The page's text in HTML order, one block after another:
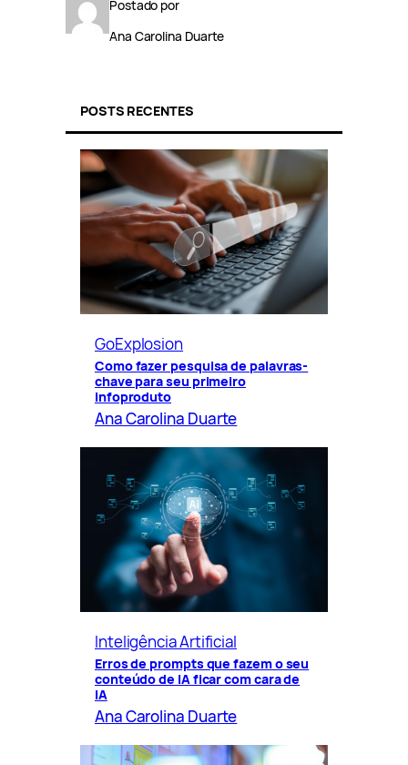
Postado por
Ana Carolina Duarte
POSTS RECENTES
GoExplosion
Como fazer pesquisa de palavras-
chave para seu primeiro
infoproduto
Ana Carolina Duarte
Inteligência Artificial
Erros de prompts que fazem o seu
conteúdo de IA ficar com cara de
IA
Ana Carolina Duarte